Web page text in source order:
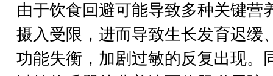
由于饮食回避可能导致多种关键营
摄入受限，进而导致生长发育迟缓
功能失衡，加剧过敏的反复出现。